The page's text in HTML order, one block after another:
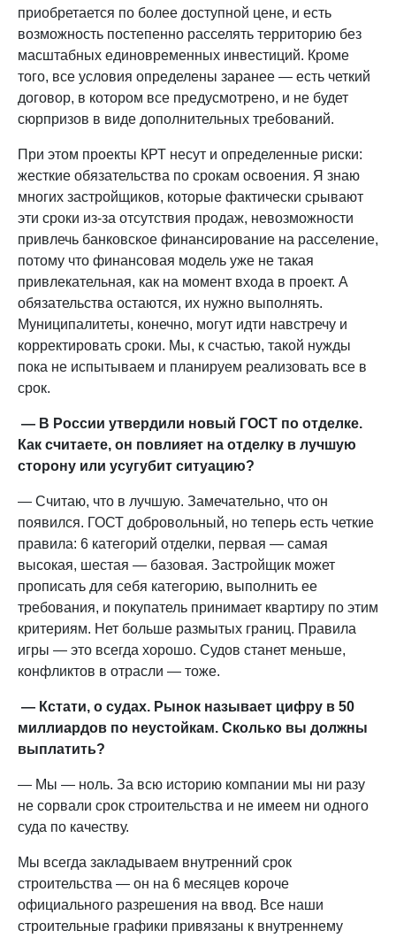
приобретается по более доступной цене, и есть
возможность постепенно расселять территорию без
масштабных единовременных инвестиций. Кроме
того, все условия определены заранее — есть четкий
договор, в котором все предусмотрено, и не будет
сюрпризов в виде дополнительных требований.
При этом проекты КРТ несут и определенные риски:
жесткие обязательства по срокам освоения. Я знаю
многих застройщиков, которые фактически срывают
эти сроки из-за отсутствия продаж, невозможности
привлечь банковское финансирование на расселение,
потому что финансовая модель уже не такая
привлекательная, как на момент входа в проект. А
обязательства остаются, их нужно выполнять.
Муниципалитеты, конечно, могут идти навстречу и
корректировать сроки. Мы, к счастью, такой нужды
пока не испытываем и планируем реализовать все в
срок.
— В России утвердили новый ГОСТ по отделке.
Как считаете, он повлияет на отделку в лучшую
сторону или усугубит ситуацию?
— Считаю, что в лучшую. Замечательно, что он
появился. ГОСТ добровольный, но теперь есть четкие
правила: 6 категорий отделки, первая — самая
высокая, шестая — базовая. Застройщик может
прописать для себя категорию, выполнить ее
требования, и покупатель принимает квартиру по этим
критериям. Нет больше размытых границ. Правила
игры — это всегда хорошо. Судов станет меньше,
конфликтов в отрасли — тоже.
— Кстати, о судах. Рынок называет цифру в 50
миллиардов по неустойкам. Сколько вы должны
выплатить?
— Мы — ноль. За всю историю компании мы ни разу
не сорвали срок строительства и не имеем ни одного
суда по качеству.
Мы всегда закладываем внутренний срок
строительства — он на 6 месяцев короче
официального разрешения на ввод. Все наши
строительные графики привязаны к внутреннему